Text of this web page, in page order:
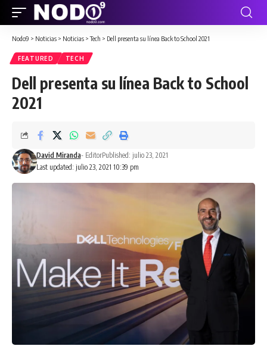
Nodo9 > Noticias > Noticias >Tech > Dell presenta su línea Back to School 2021
FEATURED TECH
Dell presenta su línea Back to School
2021
Last updated: julio 23, 2021 10:39 pm
David Miranda- EditorPublished: julio 23, 2021